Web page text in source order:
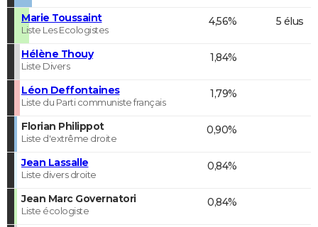
Marie Toussaint
Liste Les Ecologistes
4,56% 5 élus
Hélène Thouy
Liste Divers
1,84%
Léon Deffontaines
Liste du Parti communiste français
1,79%
Florian Philippot
Liste d'extrême droite
0,90%
Jean Lassalle
Liste divers droite
0,84%
Jean Marc Governatori
Liste écologiste
0,84%